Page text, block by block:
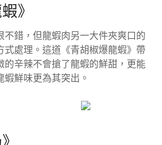
》
不錯，但龍蝦肉另一大件夾爽口的
式處理。這道《青胡椒爆龍蝦》帶
的辛辣不會搶了龍蝦的鮮甜，更能
鮮味更為其突出。